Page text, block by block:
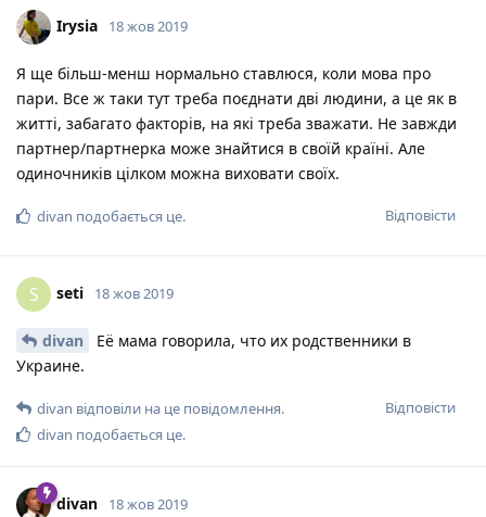
Irysia 18 жов 2019
Я ще більш-менш нормально ставлюся, коли мова про
пари. Все ж таки тут треба поєднати дві людини, а це як в
житті, забагато факторів, на які треба зважати. Не завжди
партнер/партнерка може знайтися в своїй країні. Але
одиночників цілком можна виховати своїх.
Відповісти
divan подобається це.
S seti 18 жов 2019
divan
Её мама говорила, что их родственники в
Украине.
Відповісти
divan відповіли на це повідомлення.
divan подобається це.
divan 18 жов 2019